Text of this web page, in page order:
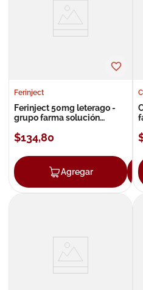
Ferinject
Ferinject 50mg leterago -
grupo farma solución
$134,80
Agregar